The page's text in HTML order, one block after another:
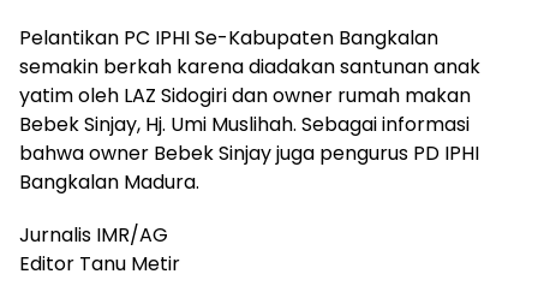
Pelantikan PC IPHI Se-Kabupaten Bangkalan
semakin berkah karena diadakan santunan anak
yatim oleh LAZ Sidogiri dan owner rumah makan
Bebek Sinjay, Hj. Umi Muslihah. Sebagai informasi
bahwa owner Bebek Sinjay juga pengurus PD IPHI
Bangkalan Madura.
Jurnalis IMR/AG
Editor Tanu Metir